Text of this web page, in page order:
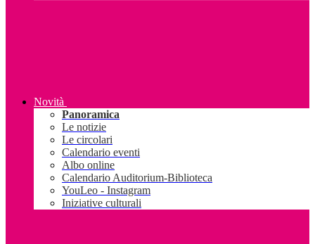
Novità
Panoramica
Le notizie
Le circolari
Calendario eventi
Albo online
Calendario Auditorium-Biblioteca
YouLeo - Instagram
Iniziative culturali